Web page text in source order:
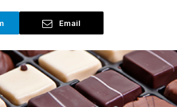
Email